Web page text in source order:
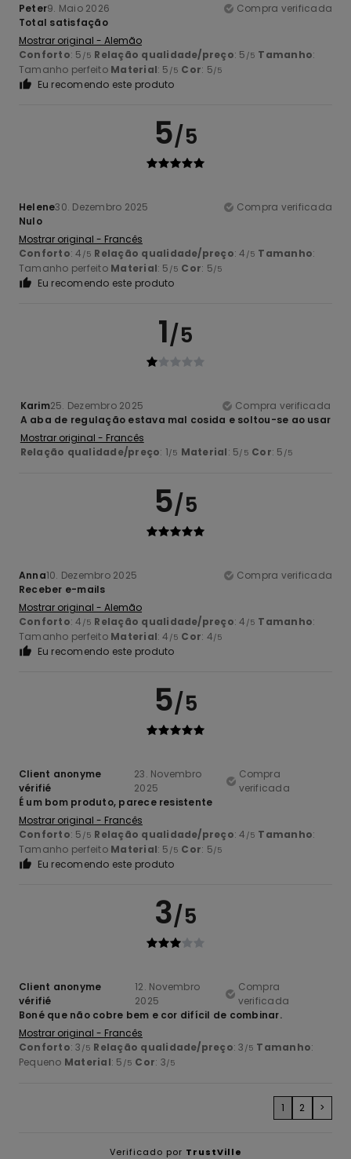
Peter9. Maio 2026
Compra verificada
Total satisfação
Mostrar original - Alemão
Conforto: 5 /5 Relação qualidade/preço: 5 /5 Tamanho:
Tamanho perfeito Material: 5 /5 Cor: 5/5
Eu recomendo este produto
5/5
Helene30. Dezembro 2025
Compra verificada
Nulo
Mostrar original - Francês
Conforto: 4 /5 Relação qualidade/preço: 4 /5 Tamanho:
Tamanho perfeito Material: 5 /5 Cor: 5/5
Eu recomendo este produto
1/5
Karim25. Dezembro 2025
Compra verificada
A aba de regulação estava mal cosida e soltou-se ao usar
Mostrar original - Francês
Relação qualidade/preço: 1/5 Material: 5/5 Cor: 5 /5
5/5
Anna10. Dezembro 2025
Compra verificada
Receber e-mails
Mostrar original - Alemão
Conforto: 4 /5 Relação qualidade/preço: 4 /5 Tamanho:
Tamanho perfeito Material: 4 /5 Cor: 4/5
Eu recomendo este produto
5/5
Client anonyme
vérifié
23. Novembro
2025
Compra
verificada
É um bom produto, parece resistente
Mostrar original - Francês
Conforto: 5 /5 Relação qualidade/preço: 4 /5 Tamanho:
Tamanho perfeito Material: 5 /5 Cor: 5/5
Eu recomendo este produto
3/5
Client anonyme
vérifié
12. Novembro
2025
Compra
verificada
Boné que não cobre bem e cor difícil de combinar.
Mostrar original - Francês
Conforto: 3 /5 Relação qualidade/preço: 3 /5 Tamanho:
Pequeno Material: 5 /5 Cor: 3/5
1 2 >
Verificado por TrustVille